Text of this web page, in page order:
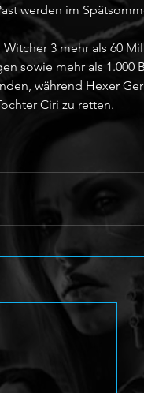
werden im
3 mehr als 60
sowie mehr als 1.000
während Hexer
Ciri zu retten.